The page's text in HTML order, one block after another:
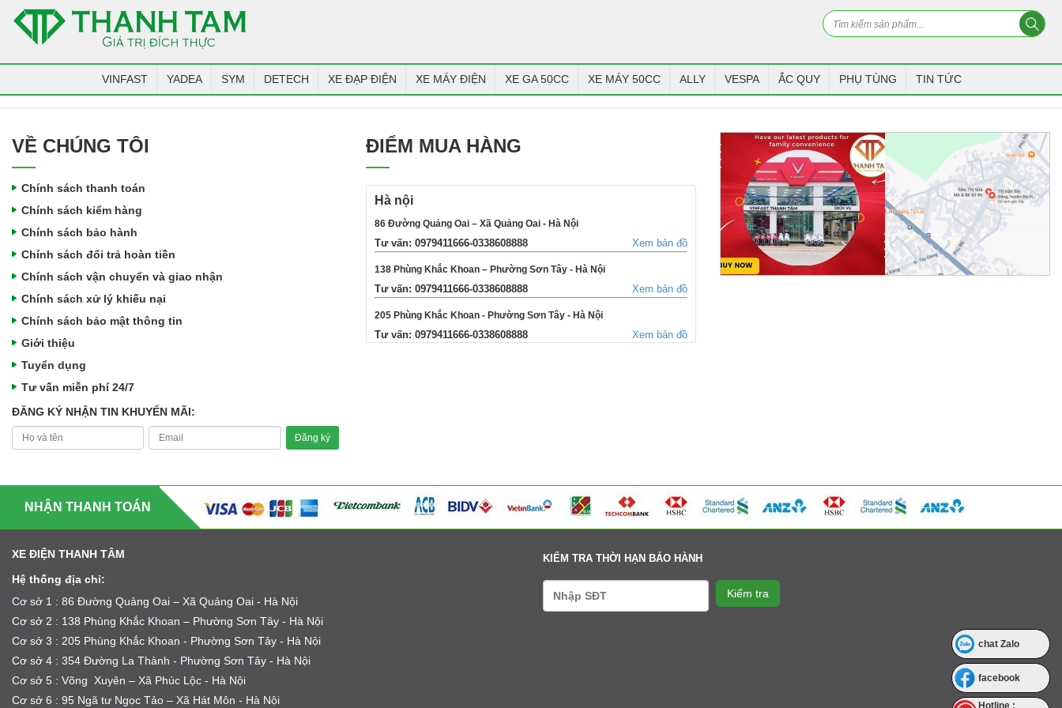
VINFAST YADEA SYM DETECH XE ĐẠP ĐIỆN XE MÁY ĐIỆN XE GA 50CC XE MÁY 50CC ALLY VESPA ẮC QUY PHỤ TÙNG TIN TỨC
VỀ CHÚNG TÔI
Chính sách thanh toán
Chính sách kiểm hàng
Chính sách bảo hành
Chính sách đổi trả hoàn tiền
Chính sách vận chuyển và giao nhận
Chính sách xử lý khiếu nại
Chính sách bảo mật thông tin
Giới thiệu
Tuyển dụng
Tư vấn miễn phí 24/7
ĐĂNG KÝ NHẬN TIN KHUYẾN MÃI:
ĐIỂM MUA HÀNG
Hà nội
86 Đường Quảng Oai – Xã Quảng Oai - Hà Nội
Tư vấn: 0979411666-0338608888 Xem bản đồ
138 Phùng Khắc Khoan – Phường Sơn Tây - Hà Nội
Tư vấn: 0979411666-0338608888 Xem bản đồ
205 Phùng Khắc Khoan - Phường Sơn Tây - Hà Nội
Tư vấn: 0979411666-0338608888 Xem bản đồ
Cụm 6 - Thị Trấn Liên Quan - Thạch Thất - Hà Nội
Tư vấn: 0979411666-0338608888 Xem bản đồ
NHẬN THANH TOÁN
XE ĐIỆN THANH TÂM
Hệ thống địa chỉ:
Cơ sở 1 : 86 Đường Quảng Oai – Xã Quảng Oai - Hà Nội
Cơ sở 2 : 138 Phùng Khắc Khoan – Phường Sơn Tây - Hà Nội
Cơ sở 3 : 205 Phùng Khắc Khoan - Phường Sơn Tây - Hà Nội
Cơ sở 4 : 354 Đường La Thành - Phường Sơn Tây - Hà Nội
Cơ sở 5 : Võng Xuyên – Xã Phúc Lộc - Hà Nội
Cơ sở 6 : 95 Ngã tư Ngọc Tảo – Xã Hát Môn - Hà Nội
chat Zalo
facebook
Hotline :
KIỂM TRA THỜI HẠN BẢO HÀNH